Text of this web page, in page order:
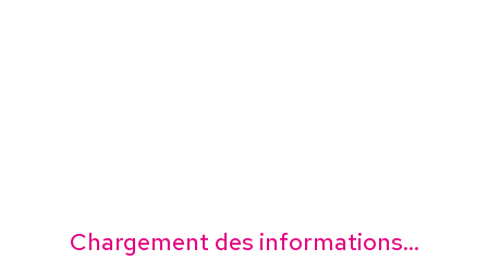
Chargement des informations...